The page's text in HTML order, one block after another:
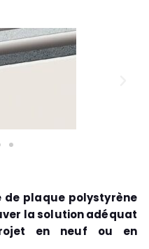
de plaque polystyrène
la solution adéquat
en neuf ou en